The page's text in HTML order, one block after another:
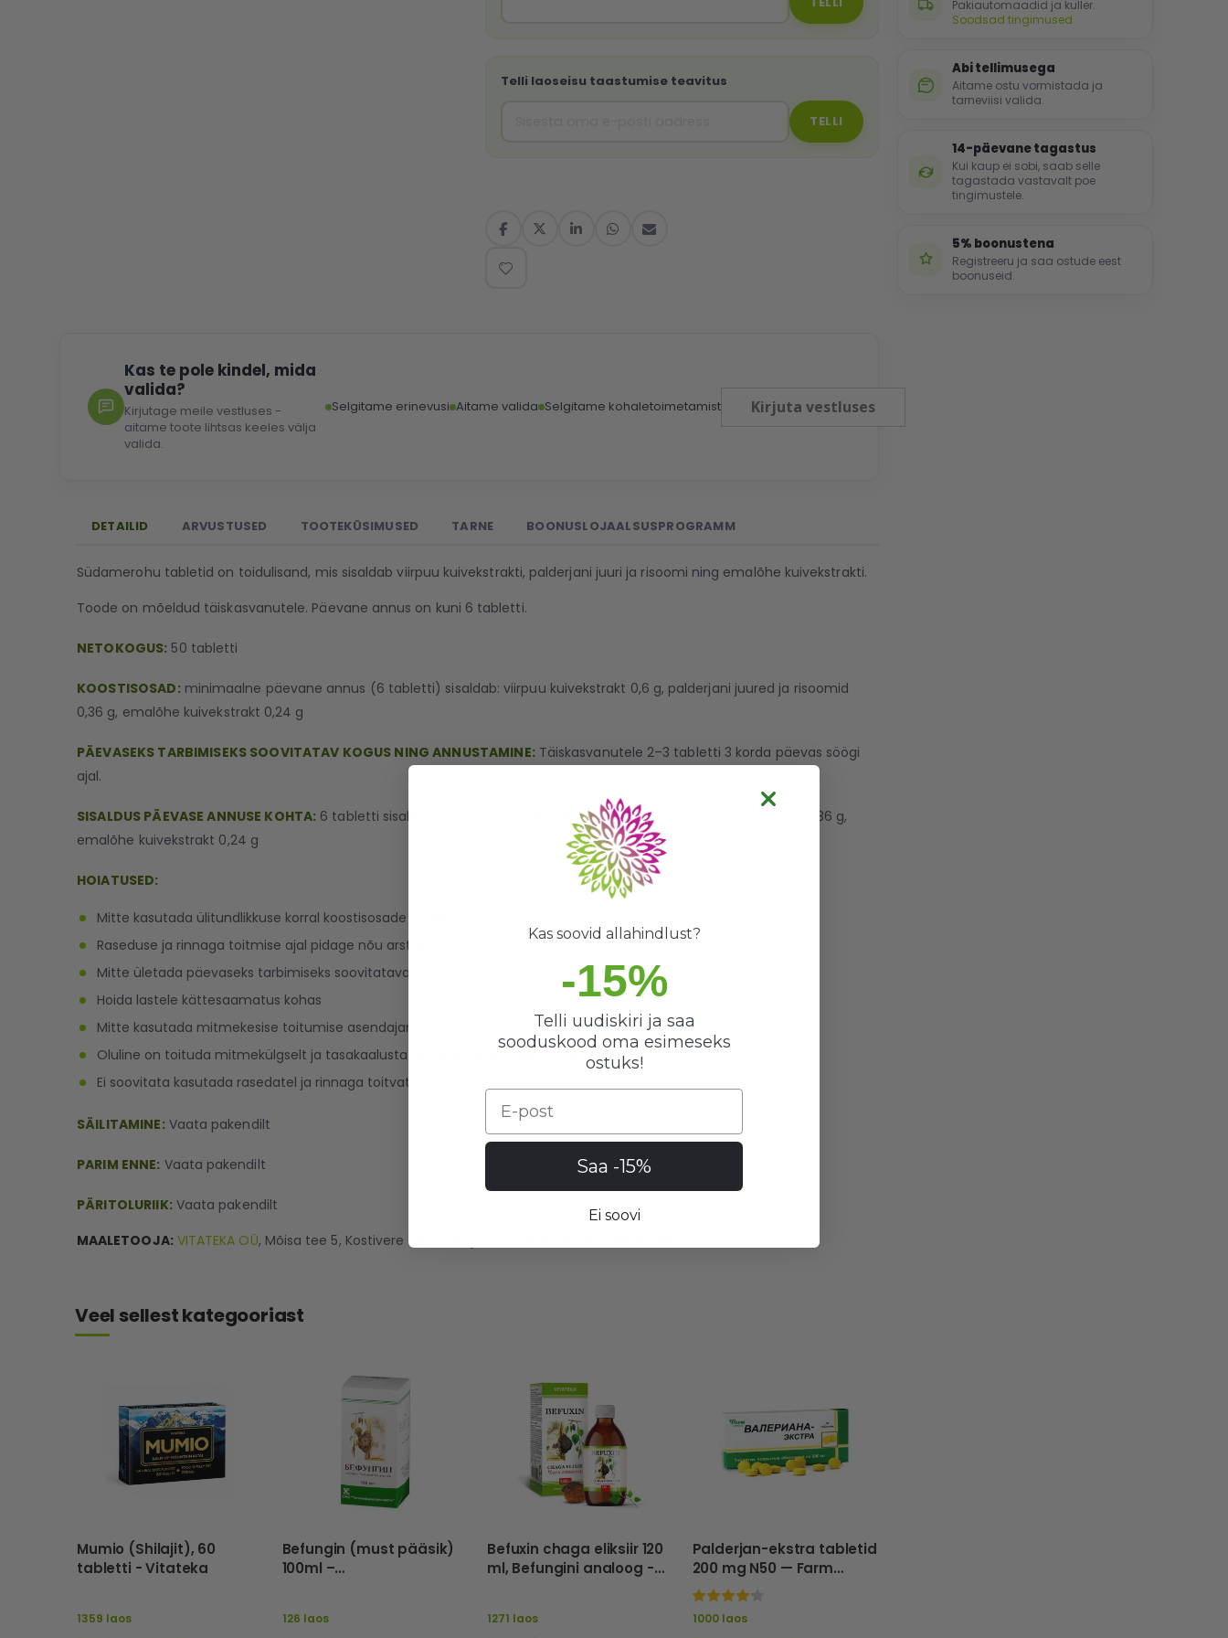
Telli laoseisu taastumise teavitus
TELLI
Kas te pole kindel, mida
valida?
Kirjutage meile vestluses -
aitame toote lihtsas keeles välja
valida.
Selgitame erinevusi Aitame valida Selgitame kohaletoimetamist Kirjuta vestluses
DETAILID ARVUSTUSED TOOTEKÜSIMUSED TARNE BOONUSLOJAALSUSPROGRAMM
Südamerohu tabletid on toidulisand, mis sisaldab viirpuu kuivekstrakti, palderjani juuri ja risoomi ning emalõhe kuivekstrakti.
Toode on mõeldud täiskasvanutele. Päevane annus on kuni 6 tabletti.
NETOKOGUS: 50 tabletti
KOOSTISOSAD:minimaalne päevane annus (6 tabletti) sisaldab: viirpuu kuivekstrakt 0,6 g, palderjani juured ja risoomid
0,36 g, emalõhe kuivekstrakt 0,24 g
PÄEVASEKS TARBIMISEKS SOOVITATAV KOGUS NING ANNUSTAMINE:Täiskasvanutele 2–3 tabletti 3 korda päevas söögi
ajal.
SISALDUS PÄEVASE ANNUSE KOHTA: 6 tabletti sisaldavad: viirpuu kuivekstrakt 0,6 g, palderjani juured ja risoomid 0,36 g,
emalõhe kuivekstrakt 0,24 g
HOIATUSED:
Mitte kasutada ülitundlikkuse korral koostisosade suhtes
Raseduse ja rinnaga toitmise ajal pidage nõu arstiga
Mitte ületada päevaseks tarbimiseks soovitatavat kogust
Hoida lastele kättesaamatus kohas
Mitte kasutada mitmekesise toitumise asendajana
Oluline on toituda mitmekülgselt ja tasakaalustatult ning harrastada tervislikku elustiili
Ei soovitata kasutada rasedatel ja rinnaga toitvatel naistel
SÄILITAMINE:Vaata pakendilt
PARIM ENNE: Vaata pakendilt
PÄRITOLURIIK:Vaata pakendilt
MAALETOOJA: VITATEKA OÜ, Mõisa tee 5, Kostivere alevik, Harjumaa, Eesti 74204, vitateka.ee
Veel sellest kategooriast
Mumio (Shilajit), 60
tabletti - Vitateka
1359 laos
Befungin (must pääsik)
100ml –
126 laos
Befuxin chaga eliksiir 120
ml, Befungini analoog -
1271 laos
Palderjan-ekstra tabletid
200 mg N50 — Farm
Group
100%
1000 laos
Pakiautomaadid ja kuller.
Soodsad tingimused
Abi tellimusega
Aitame ostu vormistada ja
tarneviisi valida.
14-päevane tagastus
Kui kaup ei sobi, saab selle
tagastada vastavalt poe
tingimustele.
5% boonustena
Registreeru ja saa ostude eest
boonuseid.
Kas soovid allahindlust?
-15%
Telli uudiskiri ja saa
sooduskood oma esimeseks
ostuks!
Email
Saa -15%
Ei soovi